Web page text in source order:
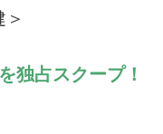
独占スクープ！